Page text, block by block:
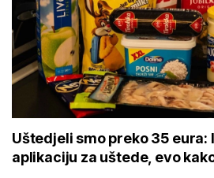
Uštedjeli smo preko 35 eura:
aplikaciju za uštede, evo